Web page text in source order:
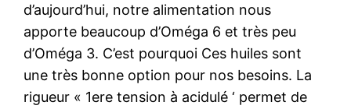
d’aujourd’hui, notre alimentation nous
apporte beaucoup d’Oméga 6 et très peu
d’Oméga 3. C’est pourquoi Ces huiles sont
une très bonne option pour nos besoins. La
rigueur « 1ere tension à acidulé ‘ permet de